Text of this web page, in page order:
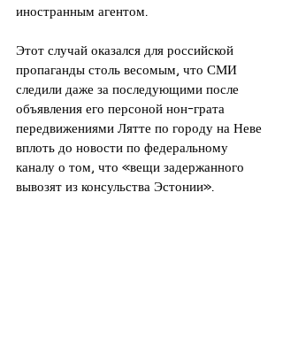
иностранным агентом.
Этот случай оказался для российской
пропаганды столь весомым, что СМИ
следили даже за последующими после
объявления его персоной нон-грата
передвижениями Лятте по городу на Неве
вплоть до новости по федеральному
каналу о том, что «вещи задержанного
вывозят из консульства Эстонии».